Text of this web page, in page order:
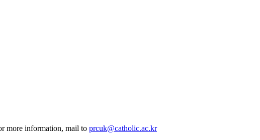
more information, mail to prcuk@catholic.ac.kr